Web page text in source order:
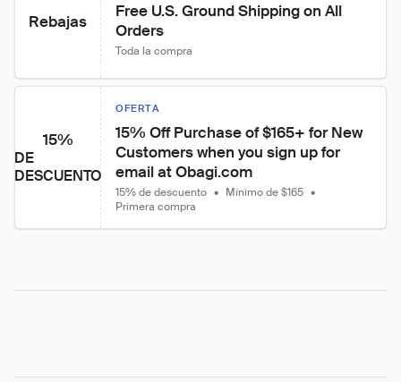
Rebajas
Free U.S. Ground Shipping on All
Orders
Toda la compra
15%
DE
DESCUENTO
OFERTA
15% Off Purchase of $165+ for New
Customers when you sign up for
email at Obagi.com
15% de descuento • Mínimo de $165 •
Primera compra